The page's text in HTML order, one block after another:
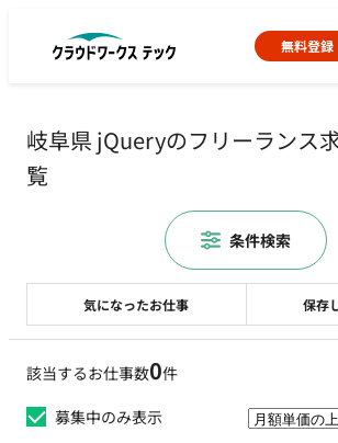
無料登録
岐阜県 jQueryのフリーランス
覧
該当するお仕事数0件
募集中のみ表示
気になったお仕事 保存
条件検索